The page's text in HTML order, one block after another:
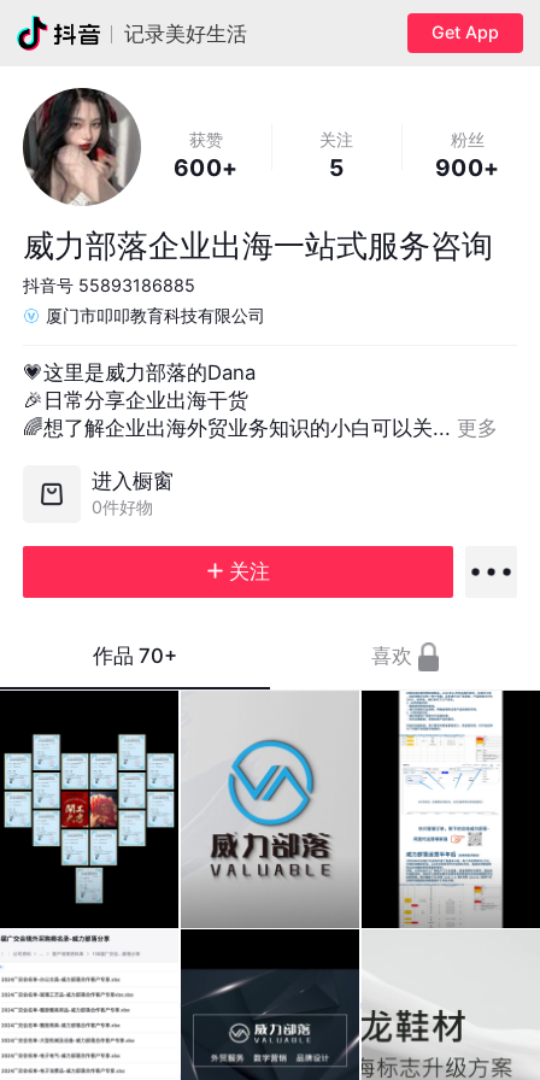
记录美好生活 Get App
获赞
600+
关注
5
粉丝
900+
威力部落企业出海一站式服务咨询
抖音号 55893186885
厦门市叩叩教育科技有限公司
💗这里是威力部落的Dana
🎉日常分享企业出海干货
🌈想了解企业出海外贸业务知识的小白可以关... 更多
进入橱窗
0件好物
关注
作品 70+ 喜欢
威力
部
#威
力部
阿里
国际